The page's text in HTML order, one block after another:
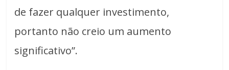
de fazer qualquer investimento,
portanto não creio um aumento
significativo”.